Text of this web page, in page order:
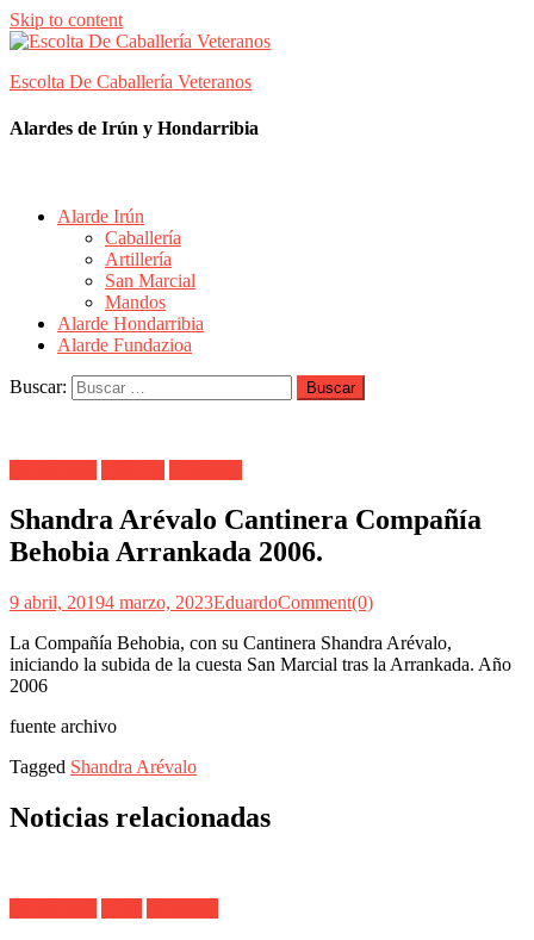
Skip to content
Escolta De Caballería Veteranos
Alardes de Irún y Hondarribia
Alarde Irún
Caballería
Artillería
San Marcial
Mandos
Alarde Hondarribia
Alarde Fundazioa
Buscar:
Shandra Arévalo Cantinera Compañía
Behobia Arrankada 2006.
9 abril, 20194 marzo, 2023EduardoComment(0)
La Compañía Behobia, con su Cantinera Shandra Arévalo,
iniciando la subida de la cuesta San Marcial tras la Arrankada. Año
2006
fuente archivo
Tagged Shandra Arévalo
Noticias relacionadas